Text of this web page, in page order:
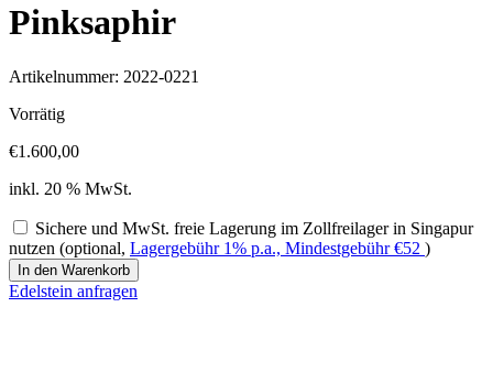
Pinksaphir
Artikelnummer: 2022-0221
Vorrätig
€1.600,00
inkl. 20 % MwSt.
Sichere und MwSt. freie Lagerung im Zollfreilager in Singapur
nutzen (optional, Lagergebühr 1% p.a., Mindestgebühr€52 )
Pinksaphir
Menge
In den Warenkorb
Edelstein anfragen